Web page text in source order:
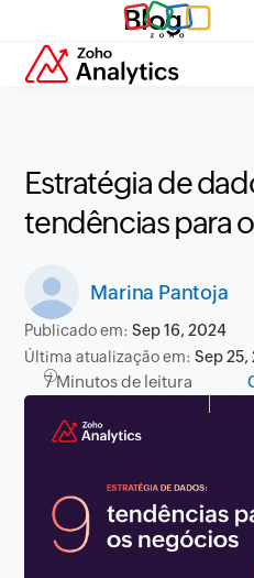
Blog
Estratégia de
tendências para
Marina Pantoja
Publicado em:Sep 16, 2024
Última atualização em:Sep 25,
7 Minutos de leitura